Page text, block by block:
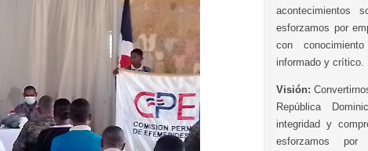
acontecimientos
esforzamos por
con
informado y crítico.
Visión:
República
integridad y
esforzamos por